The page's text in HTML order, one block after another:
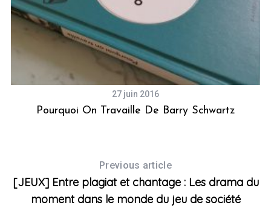
27 juin 2016
Pourquoi On Travaille De Barry Schwartz
Previous article
[JEUX] Entre plagiat et chantage : Les drama du
moment dans le monde du jeu de société